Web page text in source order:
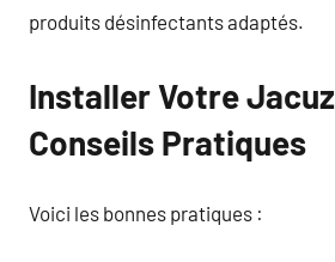
produits désinfectants adaptés.
Installer Votre
Conseils Pratiques
Voici les bonnes pratiques :